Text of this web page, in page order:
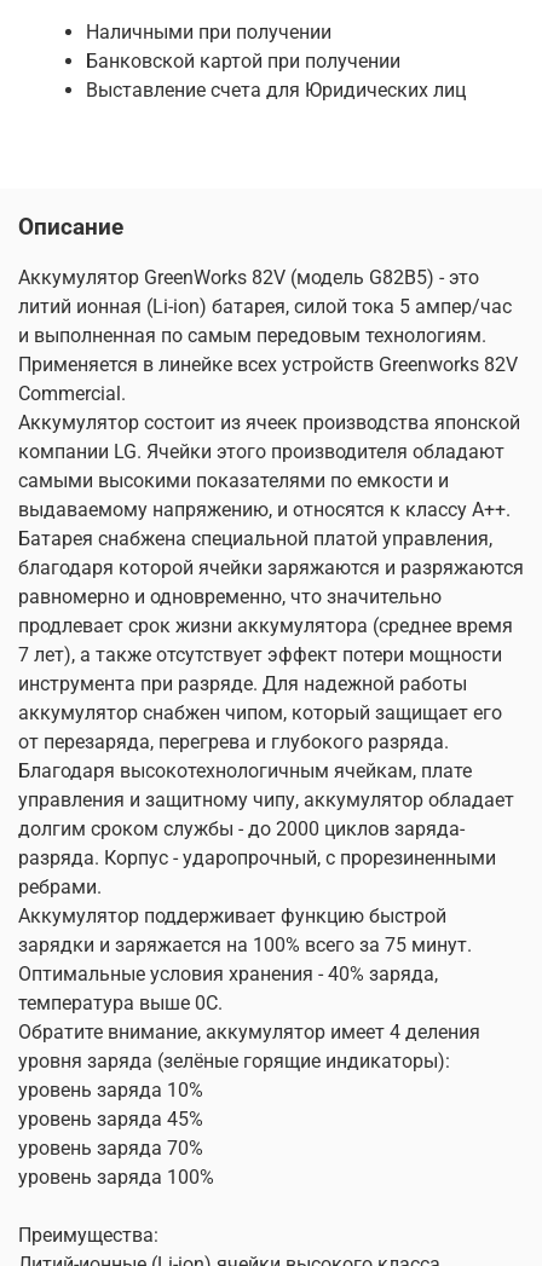
Наличными при получении
Банковской картой при получении
Выставление счета для Юридических лиц
Описание
Аккумулятор GreenWorks 82V (модель G82B5) - это
литий ионная (Li-ion) батарея, силой тока 5 ампер/час
и выполненная по самым передовым технологиям.
Применяется в линейке всех устройств Greenworks 82V
Commercial.
Аккумулятор состоит из ячеек производства японской
компании LG. Ячейки этого производителя обладают
самыми высокими показателями по емкости и
выдаваемому напряжению, и относятся к классу A++.
Батарея снабжена специальной платой управления,
благодаря которой ячейки заряжаются и разряжаются
равномерно и одновременно, что значительно
продлевает срок жизни аккумулятора (среднее время
7 лет), а также отсутствует эффект потери мощности
инструмента при разряде. Для надежной работы
аккумулятор снабжен чипом, который защищает его
от перезаряда, перегрева и глубокого разряда.
Благодаря высокотехнологичным ячейкам, плате
управления и защитному чипу, аккумулятор обладает
долгим сроком службы - до 2000 циклов заряда-
разряда. Корпус - ударопрочный, с прорезиненными
ребрами.
Аккумулятор поддерживает функцию быстрой
зарядки и заряжается на 100% всего за 75 минут.
Оптимальные условия хранения - 40% заряда,
температура выше 0С.
Обратите внимание, аккумулятор имеет 4 деления
уровня заряда (зелёные горящие индикаторы):
уровень заряда 10%
уровень заряда 45%
уровень заряда 70%
уровень заряда 100%
Преимущества: